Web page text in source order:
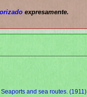
expresamente.
and sea routes. (1911)